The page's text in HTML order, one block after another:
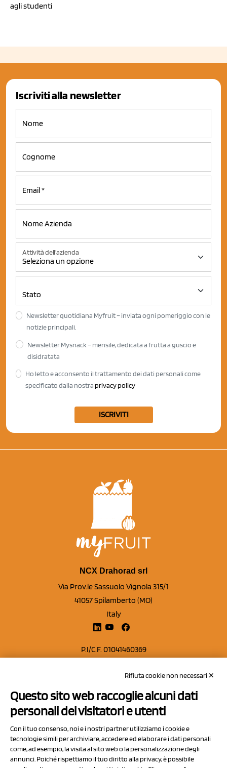
agli studenti
Iscriviti alla newsletter
Attività dell'azienda
Newsletter quotidiana Myfruit – inviata ogni pomeriggio con le
notizie principali.
Newsletter Mysnack – mensile, dedicata a frutta a guscio e
disidratata
Ho letto e acconsento il trattamento dei dati personali come
specificato dalla nostra privacy policy
ISCRIVITI
NCX Drahorad srl
Via Prov.le Sassuolo Vignola 315/1
41057 Spilamberto (MO)
Italy
P.I/C.F. 01041460369
Capitale sociale Euro 50.000,00 i.v.
Contatti
Privacy Policy
Cookie Policy
Chi Siamo
Rifiuta cookie non necessari ✕
Questo sito web raccoglie alcuni dati
personali dei visitatori e utenti
Con il tuo consenso, noi e i nostri partner utilizziamo i cookie e
tecnologie simili per archiviare, accedere ed elaborare i dati personali
come, ad esempio, la visita al sito web o la personalizzazione degli
annunci. Poiché rispettiamo il tuo diritto alla privacy, è possibile